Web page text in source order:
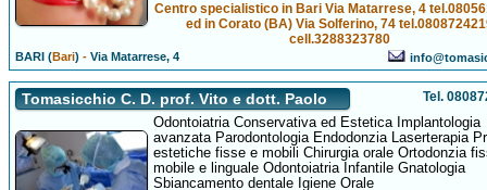
Centro specialistico in Bari Via Matarrese, 4
ed in Corato (BA) Via Solferino, 74
cell.3288323780
BARI (Bari) -Via Matarrese, 4
Tomasicchio C. D. prof. Vito e dott. Paolo Tel.
Odontoiatria Conservativa ed Estetica Implantologia
avanzata Parodontologia Endodonzia Laserterapia
estetiche fisse e mobili Chirurgia orale Ortodonzia
mobile e linguale Odontoiatria Infantile Gnatologia
Sbiancamento dentale Igiene Orale